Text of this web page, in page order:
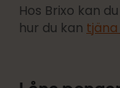
Hos Brixo kan
hur du kan